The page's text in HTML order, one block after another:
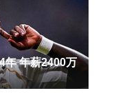
年 年薪2400万